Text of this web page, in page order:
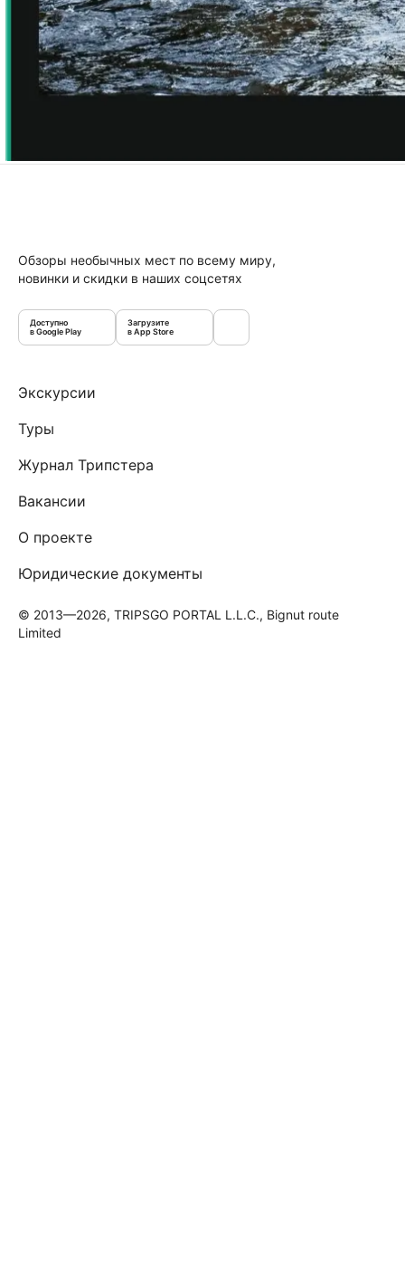
Обзоры необычных мест по всему миру,
новинки и скидки в наших соцсетях
Доступно
в Google Play
Загрузите
в App Store
Экскурсии
Туры
Журнал Трипстера
Вакансии
О проекте
Юридические документы
© 2013—2026, TRIPSGO PORTAL L.L.C., Bignut route
Limited